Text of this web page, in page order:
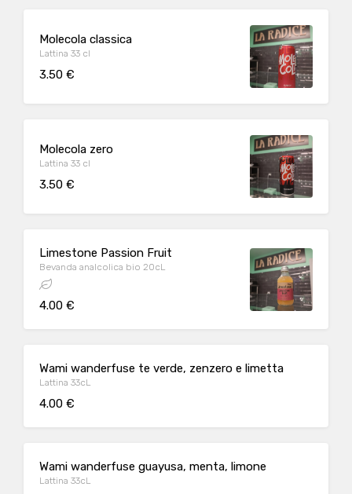
Molecola classica
Lattina 33 cl
3.50 €
Molecola zero
Lattina 33 cl
3.50 €
Limestone Passion Fruit
Bevanda analcolica bio 20cL
4.00 €
Wami wanderfuse te verde, zenzero e limetta
Lattina 33cL
4.00 €
Wami wanderfuse guayusa, menta, limone
Lattina 33cL